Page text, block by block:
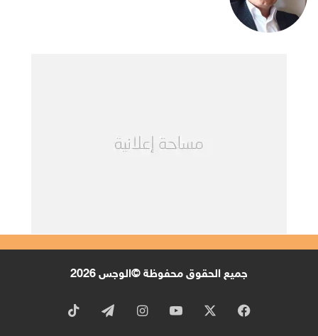
جميع الحقوق محفوظة ©الوجس 2026
فيسبوك يوتيوبانستقرامتيلقرام